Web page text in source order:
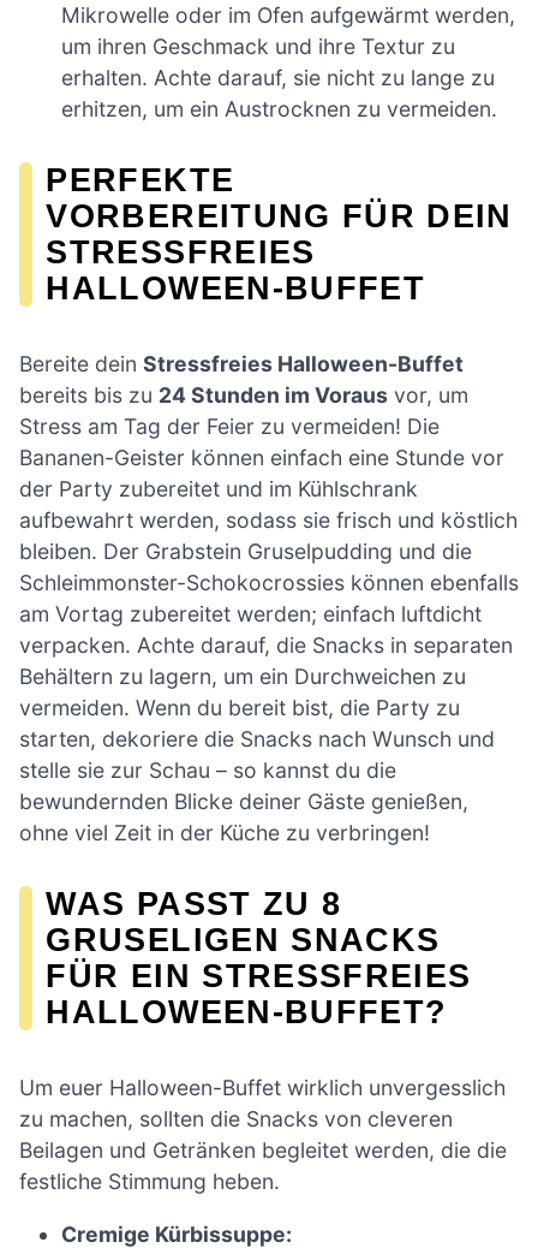
Mikrowelle oder im Ofen aufgewärmt werden,
um ihren Geschmack und ihre Textur zu
erhalten. Achte darauf, sie nicht zu lange zu
erhitzen, um ein Austrocknen zu vermeiden.
PERFEKTE
VORBEREITUNG FÜR DEIN
STRESSFREIES
HALLOWEEN-BUFFET
Bereite dein Stressfreies Halloween-Buffet
bereits bis zu 24 Stunden im Voraus vor, um
Stress am Tag der Feier zu vermeiden! Die
Bananen-Geister können einfach eine Stunde vor
der Party zubereitet und im Kühlschrank
aufbewahrt werden, sodass sie frisch und köstlich
bleiben. Der Grabstein Gruselpudding und die
Schleimmonster-Schokocrossies können ebenfalls
am Vortag zubereitet werden; einfach luftdicht
verpacken. Achte darauf, die Snacks in separaten
Behältern zu lagern, um ein Durchweichen zu
vermeiden. Wenn du bereit bist, die Party zu
starten, dekoriere die Snacks nach Wunsch und
stelle sie zur Schau – so kannst du die
bewundernden Blicke deiner Gäste genießen,
ohne viel Zeit in der Küche zu verbringen!
WAS PASST ZU 8
GRUSELIGEN SNACKS
FÜR EIN STRESSFREIES
HALLOWEEN-BUFFET?
Um euer Halloween-Buffet wirklich unvergesslich
zu machen, sollten die Snacks von cleveren
Beilagen und Getränken begleitet werden, die die
festliche Stimmung heben.
Cremige Kürbissuppe: